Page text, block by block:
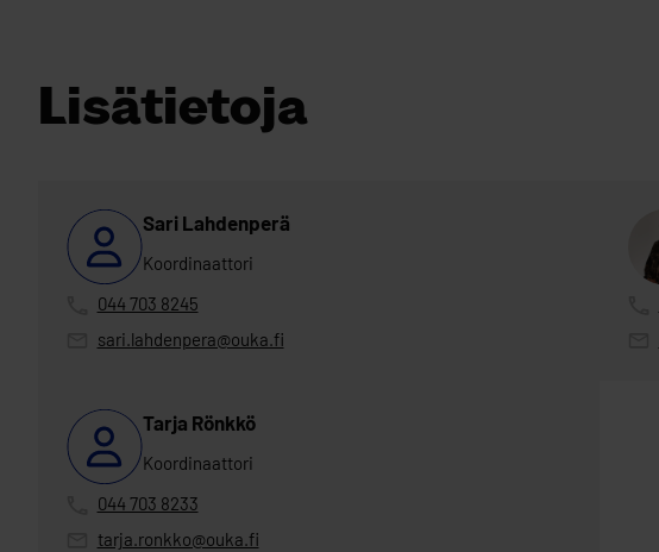
Lisätietoja
Sari Lahdenperä
Koordinaattori
044 703 8245
sari.lahdenpera@ouka.fi
Tarja Rönkkö
Koordinaattori
044 703 8233
tarja.ronkko@ouka.fi